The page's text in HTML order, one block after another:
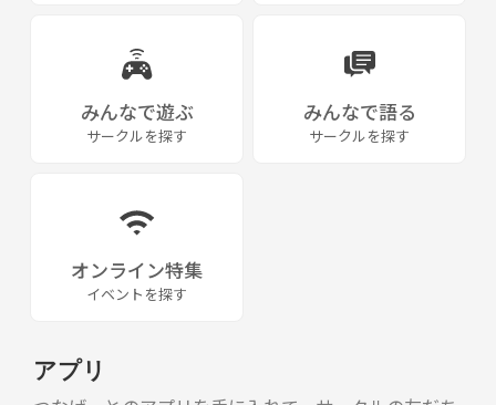
みんなで遊ぶ
サークルを探す
みんなで語る
サークルを探す
オンライン特集
イベントを探す
アプリ